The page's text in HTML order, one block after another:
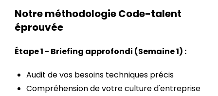
Notre méthodologie Code-talent
éprouvée
Étape 1 - Briefing approfondi (Semaine 1) :
Audit de vos besoins techniques précis
Compréhension de votre culture d'entreprise